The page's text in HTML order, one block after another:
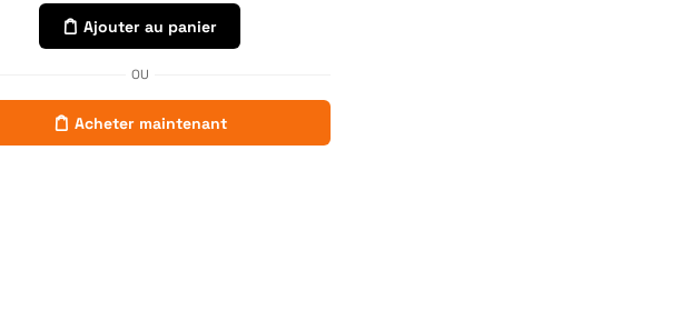
Ajouter au panier
OU
Acheter maintenant